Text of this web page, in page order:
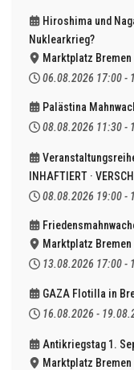
Hiroshima und
Nuklearkrieg?
Marktplatz Bremen
06.08.2026 17:00 -
Palästina
08.08.2026 11:30 -
INHAFTIERT ·
08.08.2026 19:00 -
Marktplatz Bremen
13.08.2026 17:00 -
GAZA Flotilla in
16.08.2026 -
Antikriegstag 1.
Marktplatz Bremen